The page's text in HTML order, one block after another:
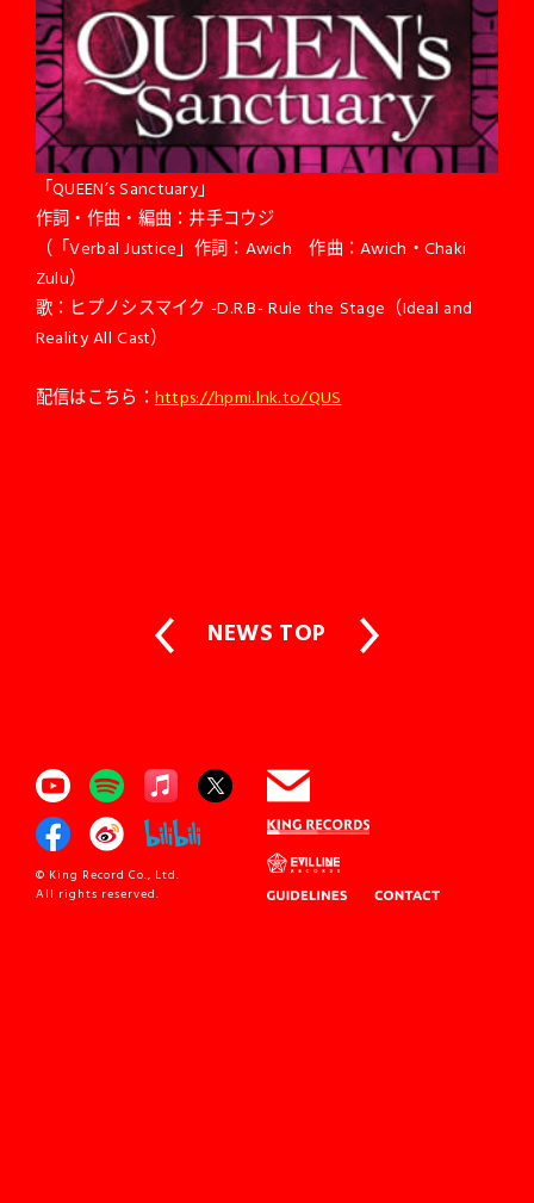
「QUEEN’s Sanctuary」
作詞・作曲・編曲：井手コウジ
（「Verbal Justice」作詞：Awich 作曲：Awich・Chaki
Zulu）
歌：ヒプノシスマイク -D.R.B- Rule the Stage（Ideal and
Reality All Cast）
配信はこちら： https://hpmi.lnk.to/QUS
NEWS TOP
© King Record Co., Ltd.
All rights reserved.